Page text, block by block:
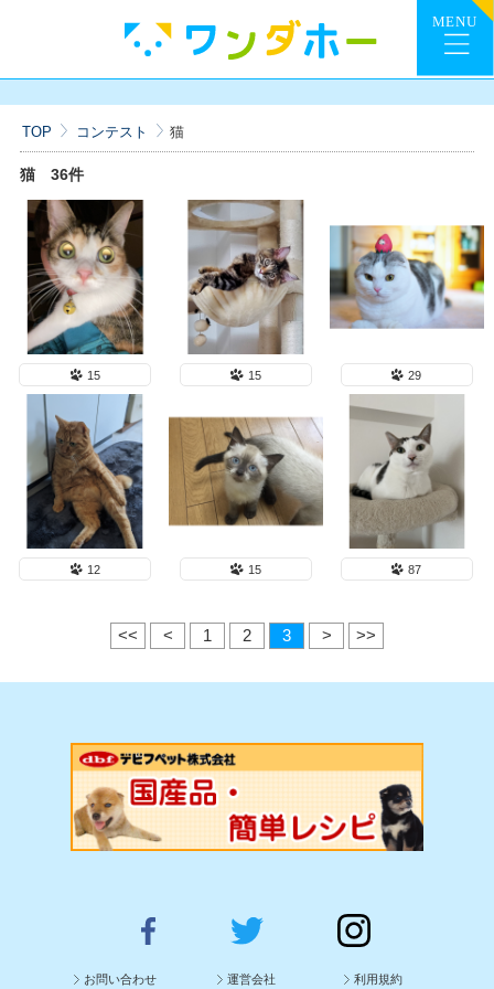
TOP コンテスト 猫
猫 36件
15 15 29
12 15 87
<< < 1 2 3 > >>
お問い合わせ 運営会社 利用規約